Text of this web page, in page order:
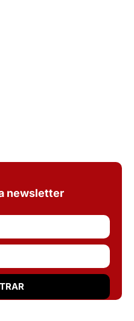
newsletter